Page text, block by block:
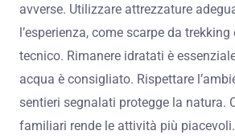
avverse. Utilizzare attrezzature
l’esperienza, come scarpe da
tecnico. Rimanere idratati è
acqua è consigliato. Rispettare
sentieri segnalati protegge la natura.
familiari rende le attività più